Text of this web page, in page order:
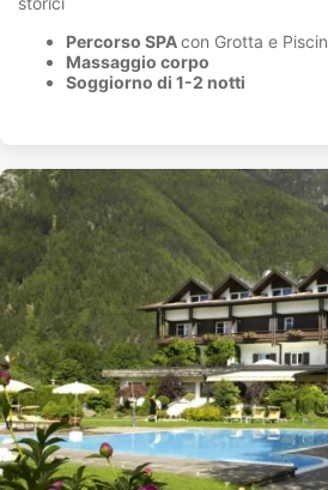
Percorso SPAcon Grotta e
Massaggio corpo
Soggiorno di 1-2 notti